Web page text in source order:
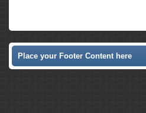
Place your Footer Content here